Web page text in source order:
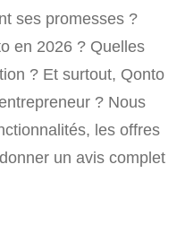
ses promesses ?
en 2026 ? Quelles
? Et surtout, Qonto
? Nous
les offres
un avis complet